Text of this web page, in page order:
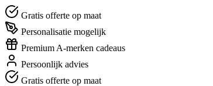
Gratis offerte op maat
Personalisatie mogelijk
Premium A-merken cadeaus
Persoonlijk advies
Gratis offerte op maat